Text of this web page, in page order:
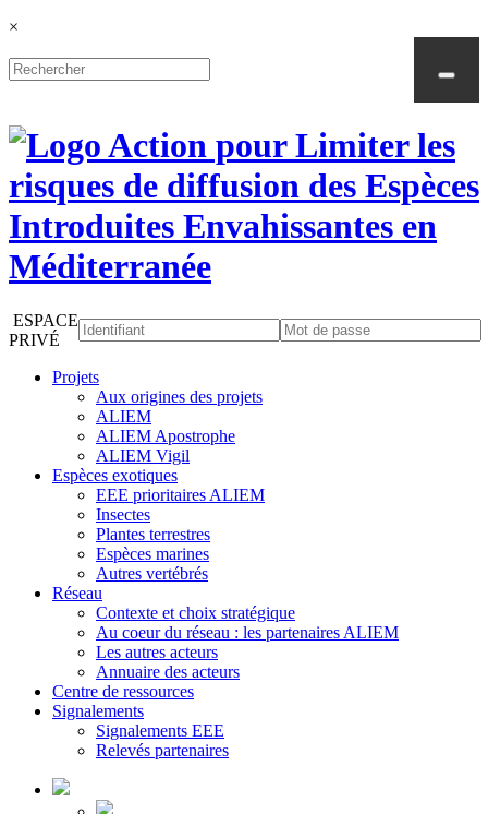
×
ESPACE
PRIVÉ
Projets
Aux origines des projets
ALIEM
ALIEM Apostrophe
ALIEM Vigil
Espèces exotiques
EEE prioritaires ALIEM
Insectes
Plantes terrestres
Espèces marines
Autres vertébrés
Réseau
Contexte et choix stratégique
Au coeur du réseau : les partenaires ALIEM
Les autres acteurs
Annuaire des acteurs
Centre de ressources
Signalements
Signalements EEE
Relevés partenaires